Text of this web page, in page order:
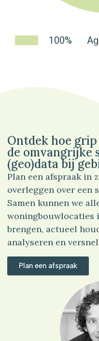
100%
Ontdek hoe
de omvangrijke
(geo)data bij
Plan een afspraak in
overleggen over een
Samen kunnen we
woningbouwlocaties
brengen, actueel
analyseren en
Plan een afspraak